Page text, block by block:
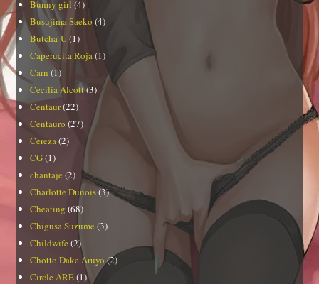
Bunny girl (4)
Busujima Saeko (4)
Butcha-U(1)
Caperucita Roja(1)
Carn (1)
Cecilia Alcott(3)
Centaur(22)
Centauro (27)
Cereza(2)
CG(1)
chantaje (2)
Charlotte Dunois(3)
Cheating (68)
Chigusa Suzume (3)
Childwife (2)
Chotto Dake Aruyo(2)
Circle ARE(1)